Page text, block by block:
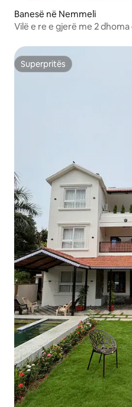
Banesë në Nemmeli
Vilë e re e gjerë me 2
Superpritës
Superpritës